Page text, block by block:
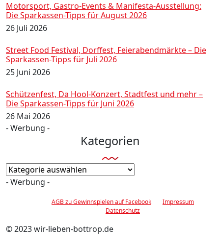
Motorsport, Gastro-Events & Manifesta-Ausstellung:
Die Sparkassen-Tipps für August 2026
26 Juli 2026
Street Food Festival, Dorffest, Feierabendmärkte – Die
Sparkassen-Tipps für Juli 2026
25 Juni 2026
Schützenfest, Da Hool-Konzert, Stadtfest und mehr –
Die Sparkassen-Tipps für Juni 2026
26 Mai 2026
- Werbung -
Kategorien
Kategorien
- Werbung -
AGB zu Gewinnspielen auf Facebook
Impressum
Datenschutz
© 2023 wir-lieben-bottrop.de